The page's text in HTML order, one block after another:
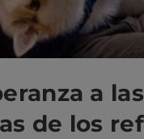
a las
de los